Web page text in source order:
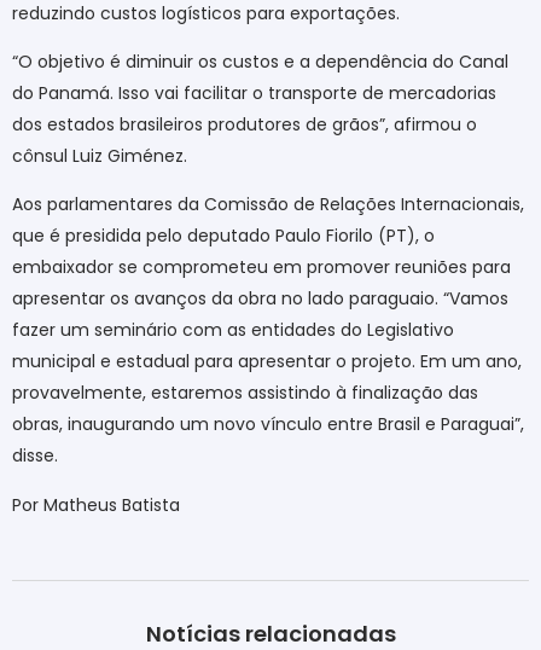
reduzindo custos logísticos para exportações.
“O objetivo é diminuir os custos e a dependência do Canal
do Panamá. Isso vai facilitar o transporte de mercadorias
dos estados brasileiros produtores de grãos”, afirmou o
cônsul Luiz Giménez.
Aos parlamentares da Comissão de Relações Internacionais,
que é presidida pelo deputado Paulo Fiorilo (PT), o
embaixador se comprometeu em promover reuniões para
apresentar os avanços da obra no lado paraguaio. “Vamos
fazer um seminário com as entidades do Legislativo
municipal e estadual para apresentar o projeto. Em um ano,
provavelmente, estaremos assistindo à finalização das
obras, inaugurando um novo vínculo entre Brasil e Paraguai”,
disse.
Por Matheus Batista
Notícias relacionadas